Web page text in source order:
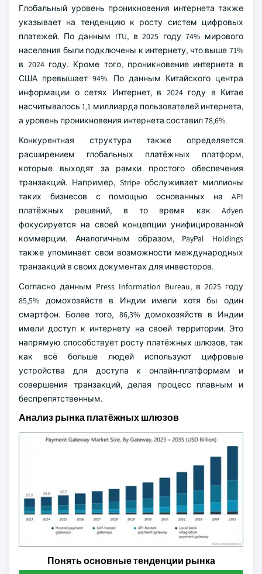
Глобальный уровень проникновения интернета также
указывает на тенденцию к росту систем цифровых
платежей. По данным ITU, в 2025 году 74% мирового
населения были подключены к интернету, что выше 71%
в 2024 году. Кроме того, проникновение интернета в
США превышает 94%. По данным Китайского центра
информации о сетях Интернет, в 2024 году в Китае
насчитывалось 1,1 миллиарда пользователей интернета,
а уровень проникновения интернета составил 78,6%.
Конкурентная структура также определяется
расширением глобальных платёжных платформ,
которые выходят за рамки простого обеспечения
транзакций. Например, Stripe обслуживает миллионы
таких бизнесов с помощью основанных на API
платёжных решений, в то время как Adyen
фокусируется на своей концепции унифицированной
коммерции. Аналогичным образом, PayPal Holdings
также упоминает свои возможности международных
транзакций в своих документах для инвесторов.
Согласно данным Press Information Bureau, в 2025 году
85,5% домохозяйств в Индии имели хотя бы один
смартфон. Более того, 86,3% домохозяйств в Индии
имели доступ к интернету на своей территории. Это
напрямую способствует росту платёжных шлюзов, так
как всё больше людей используют цифровые
устройства для доступа к онлайн-платформам и
совершения транзакций, делая процесс плавным и
беспрепятственным.
Анализ рынка платёжных шлюзов
Понять основные тенденции рынка